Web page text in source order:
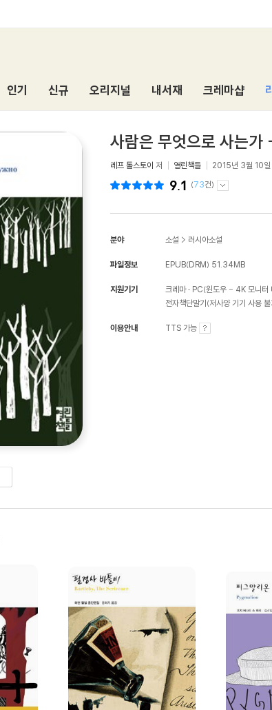
인기 신규 오리지널 내서재 크레마샵
사람은 무엇으로 사는
레프 톨스토이 저 열린책들 2015년 3월 10일
9.1 (73건)
분야 소설 > 러시아소설
파일정보 EPUB(DRM) 51.34MB
지원기기 크레마 PC(윈도우 - 4K 모니터
전자책단말기(저사양 기기 사용
이용안내 TTS 가능